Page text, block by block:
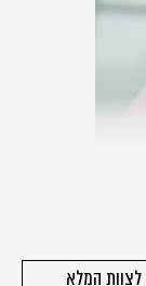
לצוות המלא